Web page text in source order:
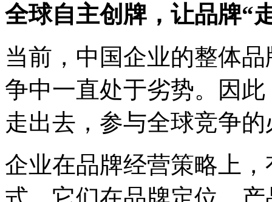
全球自主创牌，让品牌“
当前，中国企业的整体
争中一直处于劣势。因
走出去，参与全球竞争
企业在品牌经营策略上